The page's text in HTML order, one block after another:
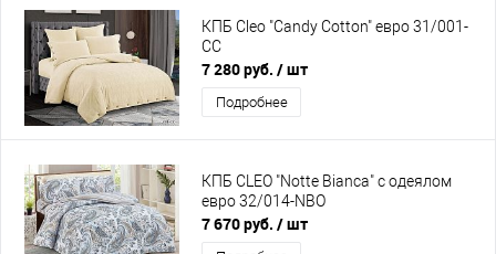
КПБ Cleo "Candy Cotton" евро 31/001-
CC
7 280 руб. / шт
Подробнее
КПБ CLEO "Notte Bianca" с одеялом
евро 32/014-NBO
7 670 руб. / шт